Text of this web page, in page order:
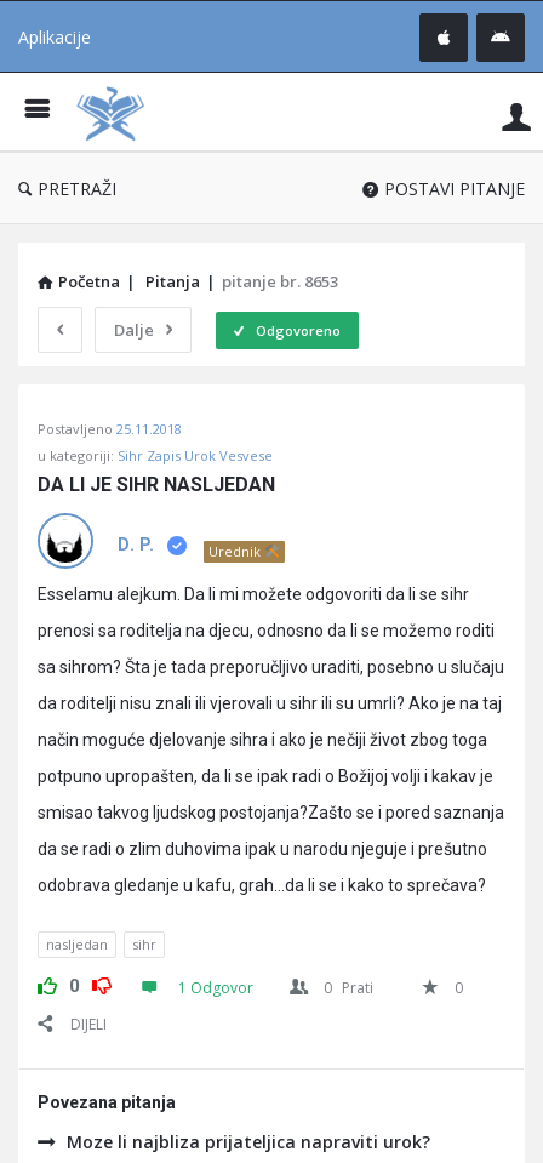
Aplikacije
®
PRETRAŽI POSTAVI PITANJE
Početna | Pitanja | pitanje br. 8653
Dalje Odgovoreno
Učene
Latest
Pitanja
Postavljeno 25.11.2018
u kategoriji: Sihr Zapis Urok Vesvese
DA LI JE SIHR NASLJEDAN
D. P. Urednik
Esselamu alejkum. Da li mi možete odgovoriti da li se sihr
prenosi sa roditelja na djecu, odnosno da li se možemo roditi
sa sihrom? Šta je tada preporučljivo uraditi, posebno u slučaju
da roditelji nisu znali ili vjerovali u sihr ili su umrli? Ako je na taj
način moguće djelovanje sihra i ako je nečiji život zbog toga
potpuno upropašten, da li se ipak radi o Božijoj volji i kakav je
smisao takvog ljudskog postojanja?Zašto se i pored saznanja
da se radi o zlim duhovima ipak u narodu njeguje i prešutno
odobrava gledanje u kafu, grah…da li se i kako to sprečava?
nasljedan sihr
0 1 Odgovor 0 Prati
0
DIJELI
Povezana pitanja
Moze li najbliza prijateljica napraviti urok?